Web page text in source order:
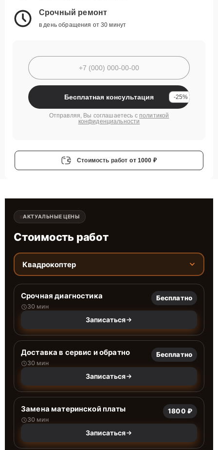
Срочный ремонт
в день обращения от 30 минут
Бесплатная консультация -25%
Отправляя, Вы соглашаетесь с политикой
конфиденциальности
Стоимость работ от 1000 ₽
АКТУАЛЬНЫЕ ЦЕНЫ
Стоимость работ
Квадрокоптер
Срочная диагностика
30 мин
Бесплатно
Записаться
Доставка в сервис и обратно
30 мин
Бесплатно
Записаться
Замена материнской платы
30 мин
1800 ₽
Записаться